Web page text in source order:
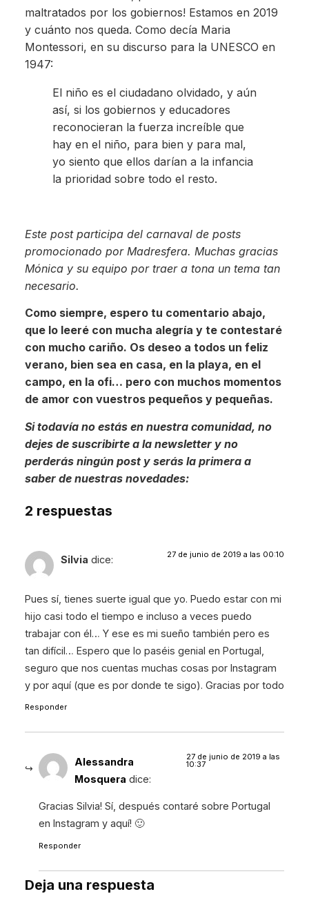
maltratados por los gobiernos! Estamos en 2019
y cuánto nos queda. Como decía Maria
Montessori, en su discurso para la UNESCO en
1947:
El niño es el ciudadano olvidado, y aún
así, si los gobiernos y educadores
reconocieran la fuerza increíble que
hay en el niño, para bien y para mal,
yo siento que ellos darían a la infancia
la prioridad sobre todo el resto.
Este post participa del carnaval de posts
promocionado por Madresfera. Muchas gracias
Mónica y su equipo por traer a tona un tema tan
necesario.
Como siempre, espero tu comentario abajo,
que lo leeré con mucha alegría y te contestaré
con mucho cariño. Os deseo a todos un feliz
verano, bien sea en casa, en la playa, en el
campo, en la ofi… pero con muchos momentos
de amor con vuestros pequeños y pequeñas.
Si todavía no estás en nuestra comunidad, no
dejes de suscribirte a la newsletter y no
perderás ningún post y serás la primera a
saber de nuestras novedades:
2 respuestas
Silvia dice: 27 de junio de 2019 a las 00:10
Pues sí, tienes suerte igual que yo. Puedo estar con mi
hijo casi todo el tiempo e incluso a veces puedo
trabajar con él… Y ese es mi sueño también pero es
tan difícil… Espero que lo paséis genial en Portugal,
seguro que nos cuentas muchas cosas por Instagram
y por aquí (que es por donde te sigo). Gracias por todo
Responder
Alessandra
Mosquera dice:
27 de junio de 2019 a las
10:37
Gracias Silvia! Sí, después contaré sobre Portugal
en Instagram y aquí! 🙂
Responder
Deja una respuesta